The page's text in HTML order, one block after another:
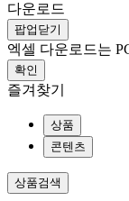
다운로드
팝업닫기
엑셀 다운로드는
확인
즐겨찾기
상품
콘텐츠
상품검색